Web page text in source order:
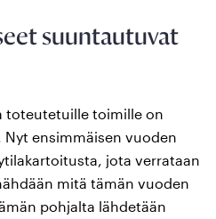
suuntautuvat
toteutetuille toimille on
Nyt ensimmäisen vuoden
jota verrataan
mitä tämän vuoden
pohjalta lähdetään